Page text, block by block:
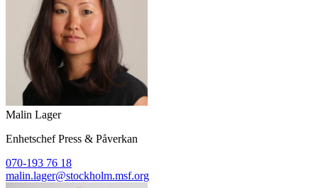
Malin Lager
Enhetschef Press & Påverkan
070-193 76 18
malin.lager@stockholm.msf.org